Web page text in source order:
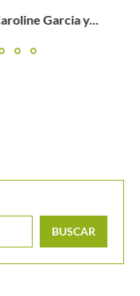
a detener a